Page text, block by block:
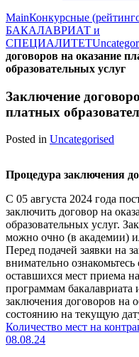
MainКонкурсные
БАКАЛАВРИАТ и
СПЕЦИАЛИТЕТ
договоров на оказание
образовательных услуг
Заключение
платных
Posted in Uncategorised
Процедура заключения
С 05 августа 2024 года
заключить договор на
образовательных услуг.
можно очно (в академии)
Перед подачей заявки на
внимательно ознакомьтесь
оставшихся мест приема
программам бакалавриата
заключения договоров на
состоянию на текущую
Количество мест на
08.08.24